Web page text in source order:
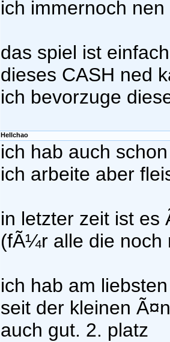
ich immernoch
das spiel ist
dieses CASH ned
ich bevorzuge
Hellchao
ich hab auch
ich arbeite aber
in letzter zeit ist
(fÃ¼r alle die noch
ich hab am
seit der kleinen
auch gut. 2. platz